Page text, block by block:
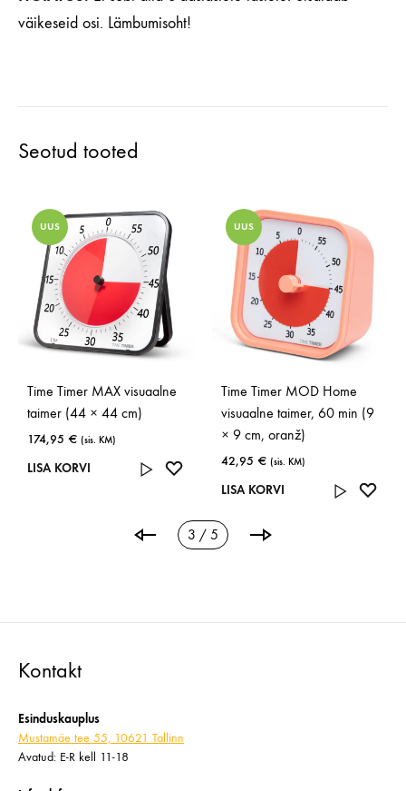
väikeseid osi. Lämbumisoht!
Seotud tooted
UUS
Time Timer MAX visuaalne
taimer (44 × 44 cm)
174,95 € (sis. KM)
LISA KORVI
SOOVINIMEKIRJA
UUS
Time Timer MOD Home
visuaalne taimer, 60 min (9
× 9 cm, oranž)
42,95 € (sis. KM)
LISA KORVI
3 / 5
Kontakt
Esinduskauplus
Mustamäe tee 55, 10621 Tallinn
Avatud: E-R kell 11-18